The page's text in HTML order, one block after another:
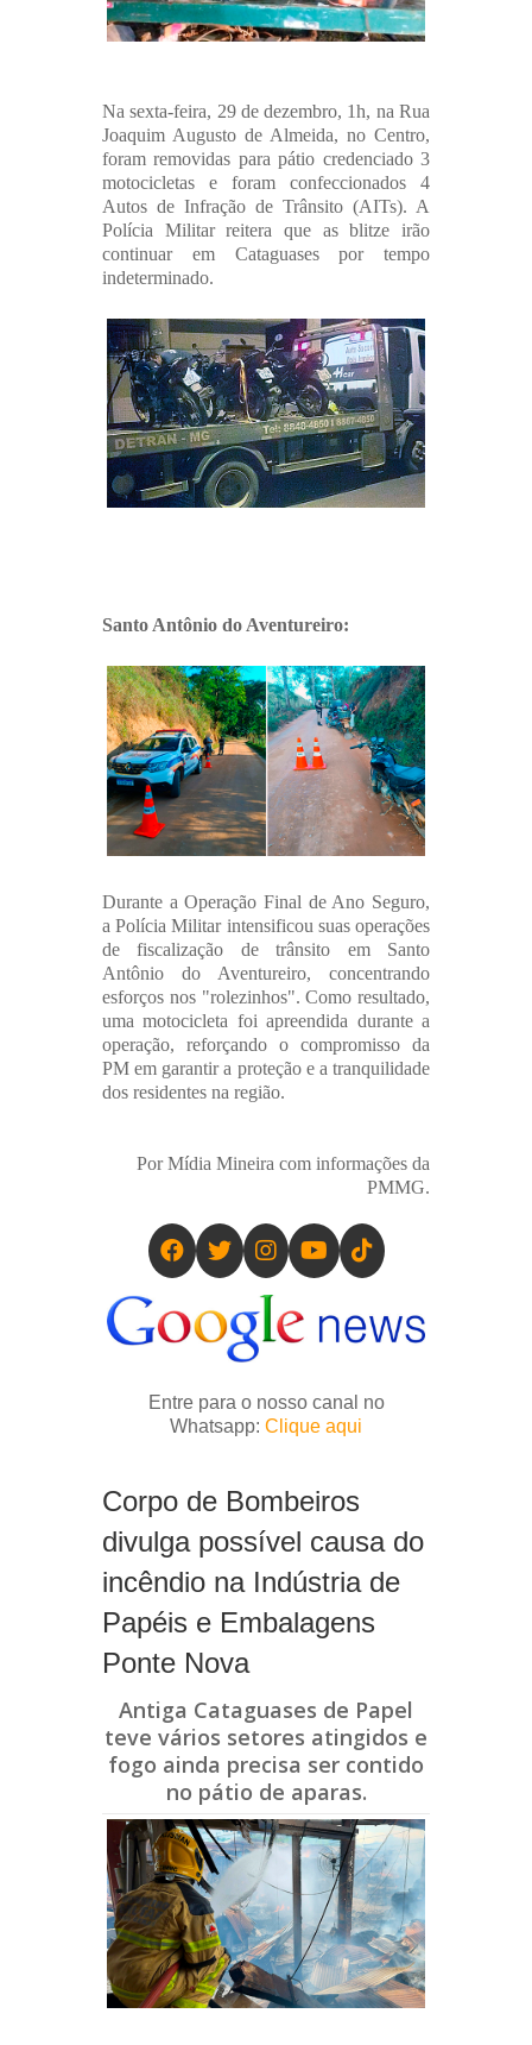
Na sexta-feira, 29 de dezembro, 1h, na Rua
Joaquim Augusto de Almeida, no Centro,
foram removidas para pátio credenciado 3
motocicletas e foram confeccionados 4
Autos de Infração de Trânsito (AITs). A
Polícia Militar reitera que as blitze irão
continuar em Cataguases por tempo
indeterminado.
Santo Antônio do Aventureiro:
Durante a Operação Final de Ano Seguro,
a Polícia Militar intensificou suas operações
de fiscalização de trânsito em Santo
Antônio do Aventureiro, concentrando
esforços nos "rolezinhos". Como resultado,
uma motocicleta foi apreendida durante a
operação, reforçando o compromisso da
PM em garantir a proteção e a tranquilidade
dos residentes na região.
Por Mídia Mineira com informações da
PMMG.
Entre para o nosso canal no
Whatsapp: Clique aqui
Corpo de Bombeiros
divulga possível causa do
incêndio na Indústria de
Papéis e Embalagens
Ponte Nova
Antiga Cataguases de Papel
teve vários setores atingidos e
fogo ainda precisa ser contido
no pátio de aparas.